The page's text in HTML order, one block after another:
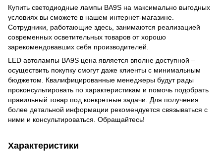
Купить светодиодные лампы BA9S на максимально выгодных
условиях вы сможете в нашем интернет-магазине.
Сотрудники, работающие здесь, занимаются реализацией
современных осветительных товаров от хорошо
зарекомендовавших себя производителей.
LED автолампы BA9S цена является вполне доступной –
осуществить покупку смогут даже клиенты с минимальным
бюджетом. Квалифицированные менеджеры будут рады
проконсультировать по характеристикам и помочь подобрать
правильный товар под конкретные задачи. Для получения
более детальной информации рекомендуется связываться с
ними и консультироваться. Обращайтесь!
Характеристики